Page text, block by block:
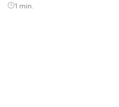
1 min.